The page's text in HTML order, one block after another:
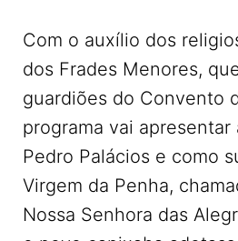
Com o auxílio dos
dos Frades Menores,
guardiões do Convento
programa vai
Pedro Palácios e como
Virgem da Penha,
Nossa Senhora das